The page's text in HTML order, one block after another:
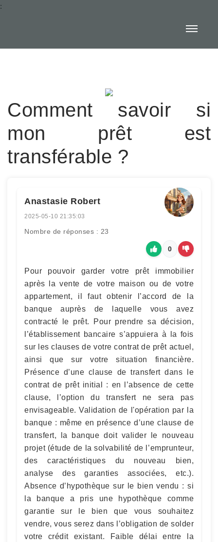
:
Comment savoir si
mon prêt est
transférable ?
Anastasie Robert
2025-05-10 21:35:03
Nombre de réponses : 23
0
Pour pouvoir garder votre prêt immobilier
après la vente de votre maison ou de votre
appartement, il faut obtenir l’accord de la
banque auprès de laquelle vous avez
contracté le prêt. Pour prendre sa décision,
l’établissement bancaire s’appuiera à la fois
sur les clauses de votre contrat de prêt actuel,
ainsi que sur votre situation financière.
Présence d’une clause de transfert dans le
contrat de prêt initial : en l’absence de cette
clause, l’option du transfert ne sera pas
envisageable. Validation de l'opération par la
banque : même en présence d’une clause de
transfert, la banque doit valider le nouveau
projet (étude de la solvabilité de l’emprunteur,
des caractéristiques du nouveau bien,
analyse des garanties associées, etc.).
Absence d’hypothèque sur le bien vendu : si
la banque a pris une hypothèque comme
garantie sur le bien que vous souhaitez
vendre, vous serez dans l’obligation de solder
votre crédit existant. Faible délai entre la